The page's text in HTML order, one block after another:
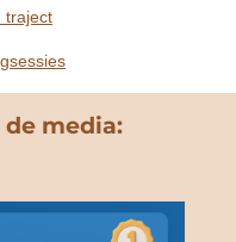
traject
media: